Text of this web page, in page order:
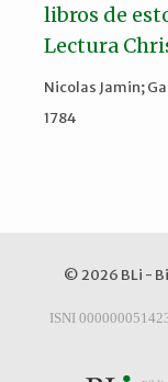
libros de
Lectura
Nicolas Jamin;
1784
© 2026 BLi -
ISNI